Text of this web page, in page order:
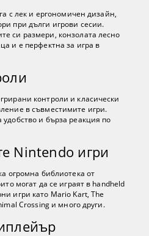
с лек и ергономичен дизайн,
при дълги игрови сесии.
си размери, конзолата лесно
и е перфектна за игра в
контроли и класически
в съвместимите игри.
удобство и бърза реакция по
Nintendo игри
огромна библиотека от
могат да се играят в handheld
игри като Mario Kart, The
Crossing и много други.